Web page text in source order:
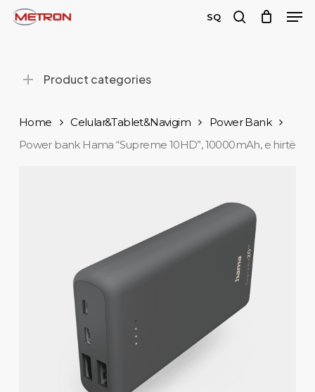
Skip
content
SQ
Product categories
Home Celular&Tablet&Navigim
Power Bank
Power bank Hama “Supreme 10HD”, 10000mAh, e hirtë